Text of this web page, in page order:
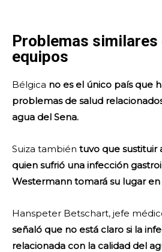
Problemas similares
equipos
Bélgica no es el único país que
problemas de salud
agua del Sena.
Suiza también tuvo que sustituir
quien sufrió una infección
Westermann tomará su lugar
Hanspeter Betschart, jefe
señaló que no está claro si la
relacionada con la calidad del